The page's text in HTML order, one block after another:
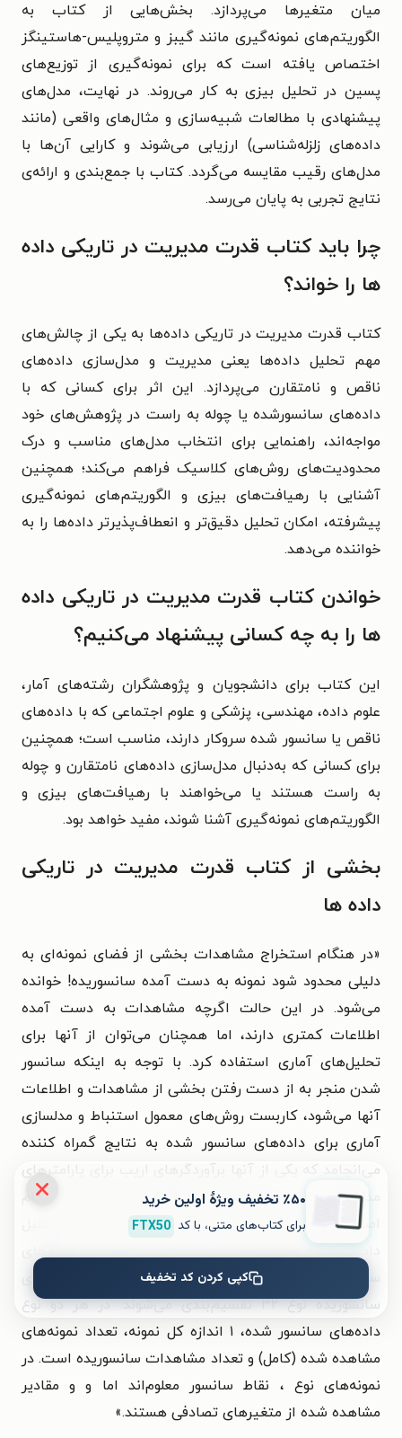
میان متغیرها می‌پردازد. بخش‌هایی از کتاب به
الگوریتم‌های نمونه‌گیری مانند گیبز و متروپلیس-هاستینگز
اختصاص یافته است که برای نمونه‌گیری از توزیع‌های
پسین در تحلیل بیزی به کار می‌روند. در نهایت، مدل‌های
پیشنهادی با مطالعات شبیه‌سازی و مثال‌های واقعی (مانند
داده‌های زلزله‌شناسی) ارزیابی می‌شوند و کارایی آن‌ها با
مدل‌های رقیب مقایسه می‌گردد. کتاب با جمع‌بندی و ارائه‌ی
نتایج تجربی به پایان می‌رسد.
چرا باید کتاب قدرت مدیریت در تاریکی داده
ها را خواند؟
کتاب قدرت مدیریت در تاریکی داده‌ها به یکی از چالش‌های
مهم تحلیل داده‌ها یعنی مدیریت و مدل‌سازی داده‌های
ناقص و نامتقارن می‌پردازد. این اثر برای کسانی که با
داده‌های سانسورشده یا چوله به راست در پژوهش‌های خود
مواجه‌اند، راهنمایی برای انتخاب مدل‌های مناسب و درک
محدودیت‌های روش‌های کلاسیک فراهم می‌کند؛ همچنین
آشنایی با رهیافت‌های بیزی و الگوریتم‌های نمونه‌گیری
پیشرفته، امکان تحلیل دقیق‌تر و انعطاف‌پذیرتر داده‌ها را به
خواننده می‌دهد.
خواندن کتاب قدرت مدیریت در تاریکی داده
ها را به چه کسانی پیشنهاد می‌کنیم؟
این کتاب برای دانشجویان و پژوهشگران رشته‌های آمار،
علوم داده، مهندسی، پزشکی و علوم اجتماعی که با داده‌های
ناقص یا سانسور شده سروکار دارند، مناسب است؛ همچنین
برای کسانی که به‌دنبال مدل‌سازی داده‌های نامتقارن و چوله
به راست هستند یا می‌خواهند با رهیافت‌های بیزی و
الگوریتم‌های نمونه‌گیری آشنا شوند، مفید خواهد بود.
بخشی از کتاب قدرت مدیریت در تاریکی
داده ها
«در هنگام استخراج مشاهدات بخشی از فضای نمونه‌ای به
دلیلی محدود شود نمونه به دست آمده سانسوریده! خوانده
می‌شود. در این حالت اگرچه مشاهدات به دست آمده
اطلاعات کمتری دارند، اما همچنان می‌توان از آنها برای
تحلیل‌های آماری استفاده کرد. با توجه به اینکه سانسور
شدن منجر به از دست رفتن بخشی از مشاهدات و اطلاعات
آنها می‌شود، کاربست روش‌های معمول استنباط و مدلسازی
آماری برای داده‌های سانسور شده به نتایج گمراه کننده
می‌انجامد که یکی از آنها برآوردگرهای اریب برای پارامترهای
مدل است. از این رو نظریه داده‌های سانسور شده انجام
اصلاحاتی را به منظور متناسب‌سازی این روش‌ها برای تحلیل
سانسوریده نوع ۳۲ تقسیم‌بندی می‌شوند. در هر دو نوع
داده‌های سانسور شده، ۱ اندازه کل نمونه، تعداد نمونه‌های
مشاهده شده (کامل) و تعداد مشاهدات سانسوریده است. در
نمونه‌های نوع ، نقاط سانسور معلوم‌اند اما و و مقادیر
مشاهده شده از متغیرهای تصادفی هستند.»
٪۵۰ تخفیف ویژۀ اولین خرید
برای کتاب‌های متنی، با کد FTX50
کپی کردن کد تخفیف